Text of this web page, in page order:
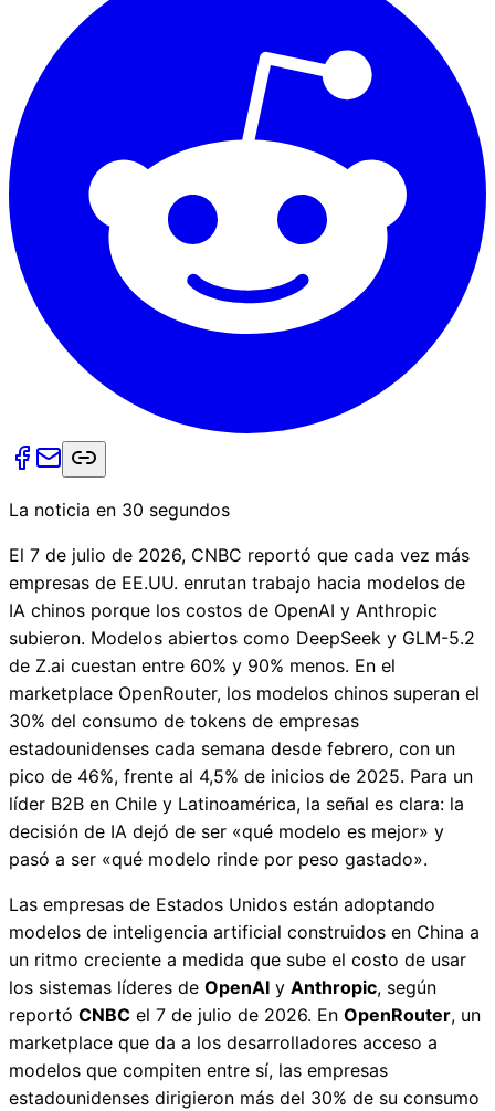
La noticia en 30 segundos
El 7 de julio de 2026, CNBC reportó que cada vez más
empresas de EE.UU. enrutan trabajo hacia modelos de
IA chinos porque los costos de OpenAI y Anthropic
subieron. Modelos abiertos como DeepSeek y GLM-5.2
de Z.ai cuestan entre 60% y 90% menos. En el
marketplace OpenRouter, los modelos chinos superan el
30% del consumo de tokens de empresas
estadounidenses cada semana desde febrero, con un
pico de 46%, frente al 4,5% de inicios de 2025. Para un
líder B2B en Chile y Latinoamérica, la señal es clara: la
decisión de IA dejó de ser «qué modelo es mejor» y
pasó a ser «qué modelo rinde por peso gastado».
Las empresas de Estados Unidos están adoptando
modelos de inteligencia artificial construidos en China a
un ritmo creciente a medida que sube el costo de usar
los sistemas líderes de OpenAI y Anthropic, según
reportó CNBC el 7 de julio de 2026. En OpenRouter, un
marketplace que da a los desarrolladores acceso a
modelos que compiten entre sí, las empresas
estadounidenses dirigieron más del 30% de su consumo